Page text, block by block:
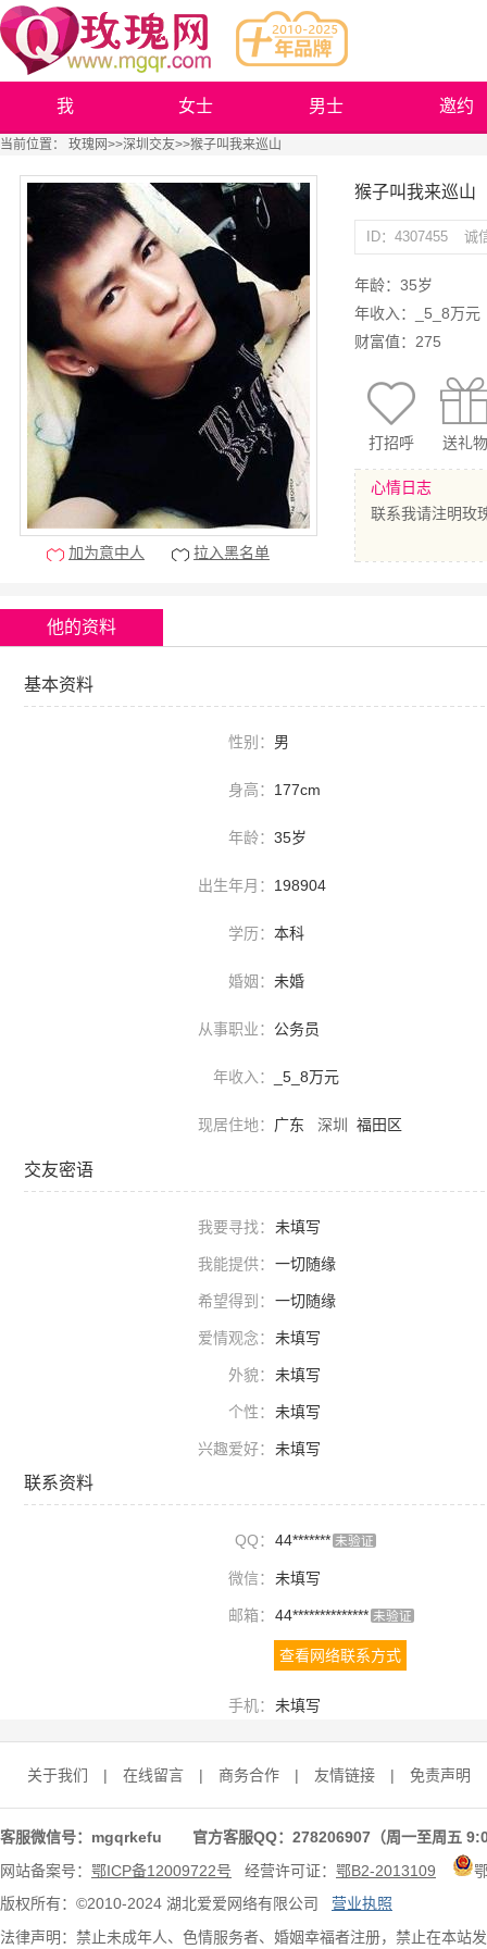
我 女士 男士 邀约
当前位置： 玫瑰网>>深圳交友>>猴子叫我来巡山
猴子叫我来巡山
ID：4307455 诚
年龄：35岁
年收入：_5_8万元
财富值：275
打招呼 送礼物
心情日志
联系我请注明玫
加为意中人 拉入黑名单
他的资料
基本资料
性别： 男
身高： 177cm
年龄： 35岁
出生年月： 198904
学历： 本科
婚姻： 未婚
从事职业： 公务员
年收入： _5_8万元
现居住地： 广东 深圳 福田区
交友密语
我要寻找： 未填写
我能提供： 一切随缘
希望得到： 一切随缘
爱情观念： 未填写
外貌： 未填写
个性： 未填写
兴趣爱好： 未填写
联系资料
QQ： 44******* 未验证
微信： 未填写
邮箱： 44************** 未验证
查看网络联系方式
手机： 未填写
关于我们 | 在线留言 | 商务合作 | 友情链接 | 免责声明
客服微信号：mgqrkefu 官方客服QQ：278206907（周一至周五
网站备案号： 鄂ICP备12009722号 经营许可证： 鄂B2-2013109
版权所有：©2010-2024 湖北爱爱网络有限公司 营业执照
法律声明：禁止未成年人、色情服务者、婚姻幸福者注册，禁止在本站